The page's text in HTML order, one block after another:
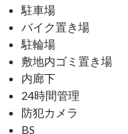
駐車場
バイク置き場
駐輪場
敷地内ゴミ置き場
内廊下
24時間管理
防犯カメラ
BS